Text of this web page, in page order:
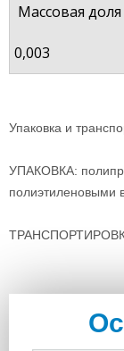
Массовая
0,003
Упаковка и
УПАКОВКА:
полиэтиленовыми